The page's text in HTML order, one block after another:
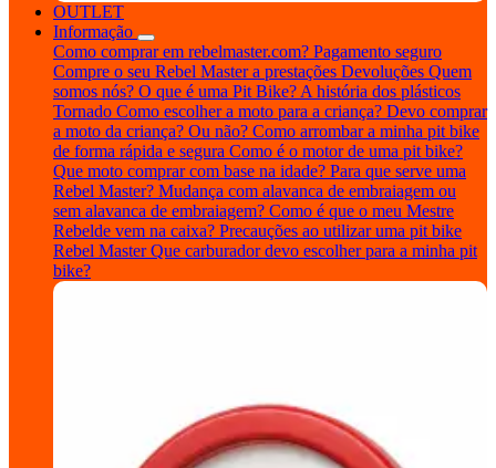
OUTLET
Informação
Como comprar em rebelmaster.com? Pagamento seguro
Compre o seu Rebel Master a prestações Devoluções Quem
somos nós? O que é uma Pit Bike? A história dos plásticos
Tornado Como escolher a moto para a criança? Devo comprar
a moto da criança? Ou não? Como arrombar a minha pit bike
de forma rápida e segura Como é o motor de uma pit bike?
Que moto comprar com base na idade? Para que serve uma
Rebel Master? Mudança com alavanca de embraiagem ou
sem alavanca de embraiagem? Como é que o meu Mestre
Rebelde vem na caixa? Precauções ao utilizar uma pit bike
Rebel MasterQue carburador devo escolher para a minha pit
bike?